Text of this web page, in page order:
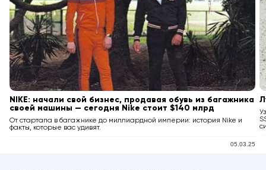
NIKE: начали свой бизнес, продавая обувь из багажника
своей машины — сегодня Nike стоит $140 млрд
От стартапа в багажнике до миллиардной империи: история Nike и
факты, которые вас удивят.
05.03.25